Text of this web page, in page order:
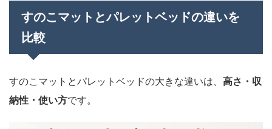
すのこマットとパレットベッドの違いを
比較
すのこマットとパレットベッドの大きな違いは、 高さ・収
納性・使い方です。